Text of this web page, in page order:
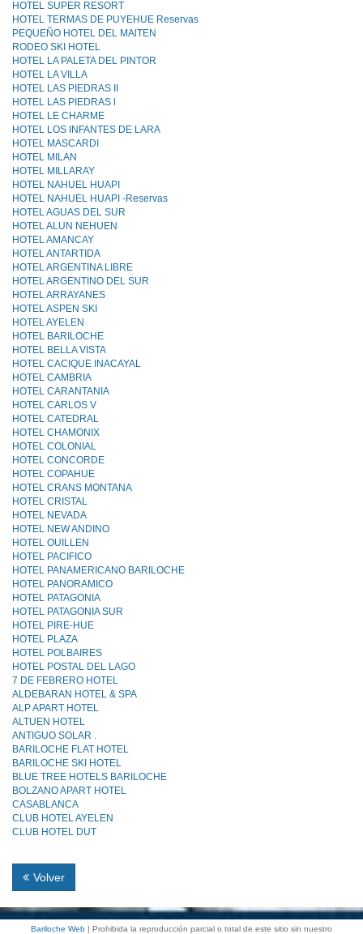
HOTEL SUPER RESORT
HOTEL TERMAS DE PUYEHUE Reservas
PEQUEÑO HOTEL DEL MAlTEN
RODEO SKI HOTEL
HOTEL LA PALETA DEL PINTOR
HOTEL LA VILLA
HOTEL LAS PIEDRAS II
HOTEL LAS PIEDRAS l
HOTEL LE CHARME
HOTEL LOS INFANTES DE LARA
HOTEL MASCARDI
HOTEL MILAN
HOTEL MILLARAY
HOTEL NAHUEL HUAPI
HOTEL NAHUEL HUAPI -Reservas
HOTEL AGUAS DEL SUR
HOTEL ALUN NEHUEN
HOTEL AMANCAY
HOTEL ANTARTIDA
HOTEL ARGENTINA LIBRE
HOTEL ARGENTINO DEL SUR
HOTEL ARRAYANES
HOTEL ASPEN SKI
HOTEL AYELEN
HOTEL BARILOCHE
HOTEL BELLA VISTA
HOTEL CACIQUE INACAYAL
HOTEL CAMBRIA
HOTEL CARANTANIA
HOTEL CARLOS V
HOTEL CATEDRAL
HOTEL CHAMONIX
HOTEL COLONIAL
HOTEL CONCORDE
HOTEL COPAHUE
HOTEL CRANS MONTANA
HOTEL CRISTAL
HOTEL NEVADA
HOTEL NEW ANDINO
HOTEL OUILLEN
HOTEL PACIFICO
HOTEL PANAMERICANO BARILOCHE
HOTEL PANORAMICO
HOTEL PATAGONIA
HOTEL PATAGONIA SUR
HOTEL PIRE-HUE
HOTEL PLAZA
HOTEL POLBAIRES
HOTEL POSTAL DEL LAGO
7 DE FEBRERO HOTEL
ALDEBARAN HOTEL & SPA
ALP APART HOTEL
ALTUEN HOTEL
ANTIGUO SOLAR .
BARILOCHE FLAT HOTEL
BARILOCHE SKI HOTEL
BLUE TREE HOTELS BARILOCHE
BOLZANO APART HOTEL
CASABLANCA
CLUB HOTEL AYELEN
CLUB HOTEL DUT
Volver
Bariloche Web | Prohibida la reproducción parcial o total de este sitio sin nuestro